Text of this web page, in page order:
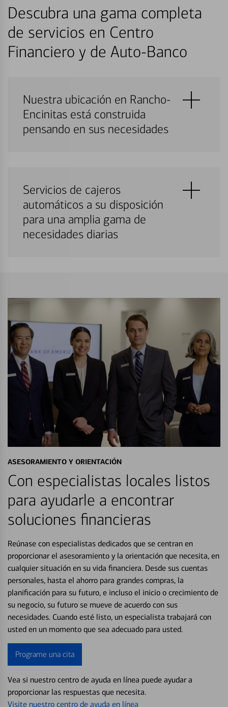
Descubra una gama completa
de servicios en Centro
Financiero y de Auto-Banco
Nuestra ubicación en Rancho-
Encinitas está construida
pensando en sus necesidades
Servicios de cajeros
automáticos a su disposición
para una amplia gama de
necesidades diarias
ASESORAMIENTO Y ORIENTACIÓN
Con especialistas locales listos
para ayudarle a encontrar
soluciones financieras
Reúnase con especialistas dedicados que se centran en
proporcionar el asesoramiento y la orientación que necesita, en
cualquier situación en su vida financiera. Desde sus cuentas
personales, hasta el ahorro para grandes compras, la
planificación para su futuro, e incluso el inicio o crecimiento de
su negocio, su futuro se mueve de acuerdo con sus
necesidades. Cuando esté listo, un especialista trabajará con
usted en un momento que sea adecuado para usted.
Programe una cita
Vea si nuestro centro de ayuda en línea puede ayudar a
proporcionar las respuestas que necesita.
Visite nuestro centro de ayuda en línea